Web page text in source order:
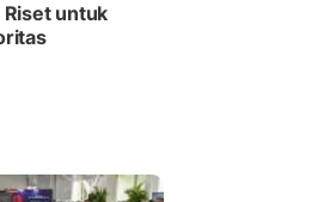
Riset untuk